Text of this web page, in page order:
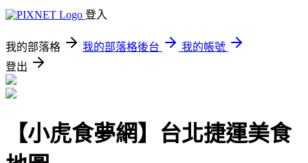
登入
我的部落格 我的部落格後台
我的帳號
登出
【小虎食夢網】台北捷運美食